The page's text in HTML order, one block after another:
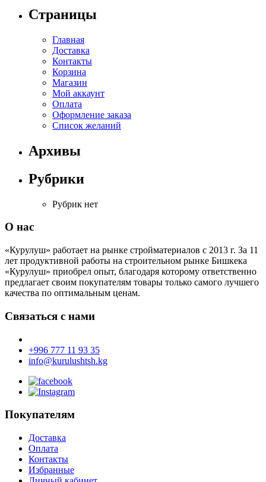
Страницы
Главная
Доставка
Контакты
Корзина
Магазин
Мой аккаунт
Оплата
Оформление заказа
Список желаний
Архивы
Рубрики
Рубрик нет
О нас
«Курулуш» работает на рынке стройматериалов с 2013 г. За 11
лет продуктивной работы на строительном рынке Бишкека
«Курулуш» приобрел опыт, благодаря которому ответственно
предлагает своим покупателям товары только самого лучшего
качества по оптимальным ценам.
Связаться с нами
+996 777 11 93 35
info@kurulushtsh.kg
Покупателям
Доставка
Оплата
Контакты
Избранные